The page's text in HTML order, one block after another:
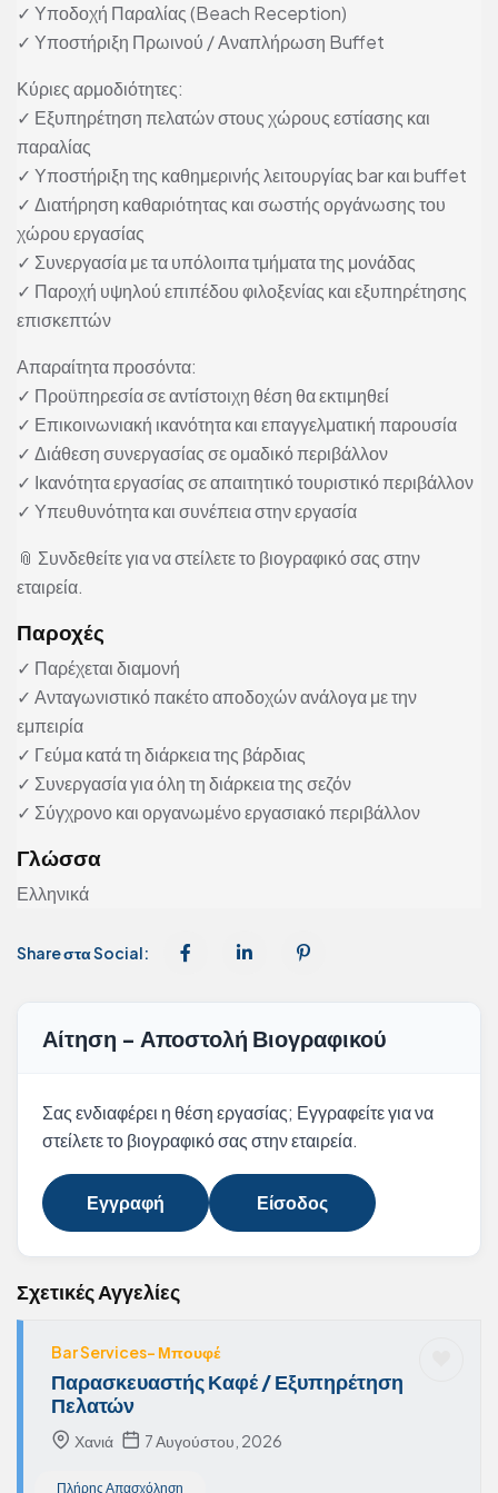
✓ Υποδοχή Παραλίας (Beach Reception)
✓ Υποστήριξη Πρωινού / Αναπλήρωση Buffet
Κύριες αρμοδιότητες:
✓ Εξυπηρέτηση πελατών στους χώρους εστίασης και
παραλίας
✓ Υποστήριξη της καθημερινής λειτουργίας bar και buffet
✓ Διατήρηση καθαριότητας και σωστής οργάνωσης του
χώρου εργασίας
✓ Συνεργασία με τα υπόλοιπα τμήματα της μονάδας
✓ Παροχή υψηλού επιπέδου φιλοξενίας και εξυπηρέτησης
επισκεπτών
Απαραίτητα προσόντα:
✓ Προϋπηρεσία σε αντίστοιχη θέση θα εκτιμηθεί
✓ Επικοινωνιακή ικανότητα και επαγγελματική παρουσία
✓ Διάθεση συνεργασίας σε ομαδικό περιβάλλον
✓ Ικανότητα εργασίας σε απαιτητικό τουριστικό περιβάλλον
✓ Υπευθυνότητα και συνέπεια στην εργασία
📎 Συνδεθείτε για να στείλετε το βιογραφικό σας στην
εταιρεία.
Παροχές
✓ Παρέχεται διαμονή
✓ Ανταγωνιστικό πακέτο αποδοχών ανάλογα με την
εμπειρία
✓ Γεύμα κατά τη διάρκεια της βάρδιας
✓ Συνεργασία για όλη τη διάρκεια της σεζόν
✓ Σύγχρονο και οργανωμένο εργασιακό περιβάλλον
Γλώσσα
Ελληνικά
Share στα Social:
Αίτηση - Αποστολή Βιογραφικού
Σας ενδιαφέρει η θέση εργασίας; Εγγραφείτε για να
στείλετε το βιογραφικό σας στην εταιρεία.
Εγγραφή Είσοδος
Σχετικές Αγγελίες
Bar Services- Μπουφέ
Παρασκευαστής Καφέ / Εξυπηρέτηση
Πελατών
Χανιά 7 Αυγούστου, 2026
Πλήρης Απασχόληση